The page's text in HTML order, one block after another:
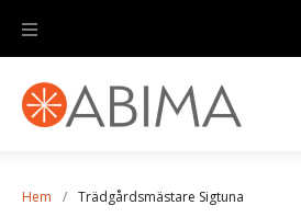
Hem / Trädgårdsmästare Sigtuna